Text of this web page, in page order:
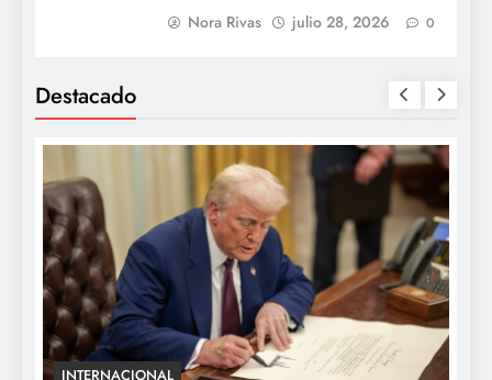
Nora Rivas julio 28, 2026 0
Destacado
INTERNACIONAL